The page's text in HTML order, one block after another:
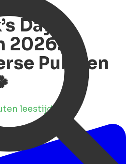
Day in
2026:
Pubs en
leestijd